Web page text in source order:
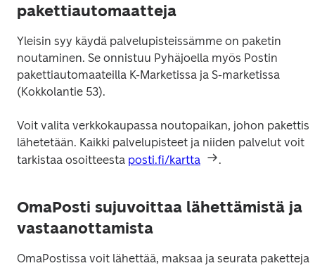
pakettiautomaatteja
Yleisin syy käydä palvelupisteissämme on paketin
noutaminen. Se onnistuu Pyhäjoella myös Postin
pakettiautomaateilla K-Marketissa ja S-marketissa
(Kokkolantie 53).
Voit valita verkkokaupassa noutopaikan, johon pakettisi
lähetetään. Kaikki palvelupisteet ja niiden palvelut voit
tarkistaa osoitteesta posti.fi/kartta .
OmaPosti sujuvoittaa lähettämistä ja
vastaanottamista
OmaPostissa voit lähettää, maksaa ja seurata paketteja.